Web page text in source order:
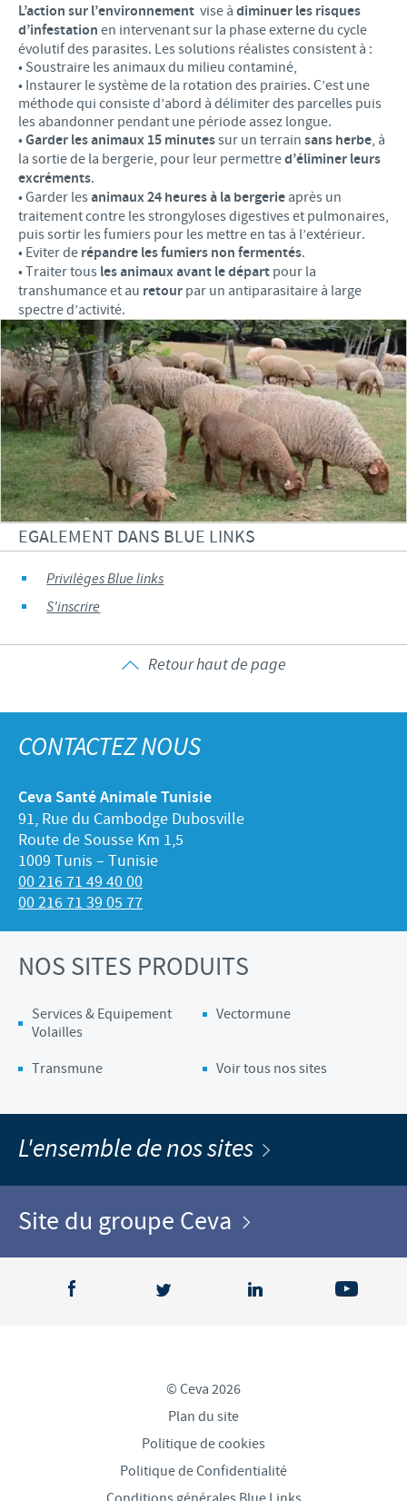
L’action sur l’environnement vise à diminuer les risques
d’infestation en intervenant sur la phase externe du cycle
évolutif des parasites. Les solutions réalistes consistent à :
• Soustraire les animaux du milieu contaminé,
• Instaurer le système de la rotation des prairies. C’est une
méthode qui consiste d’abord à délimiter des parcelles puis
les abandonner pendant une période assez longue.
•Garder les animaux 15 minutessur un terrain sans herbe, à
la sortie de la bergerie, pour leur permettred’éliminer leurs
excréments.
• Garder lesanimaux 24 heures à la bergerie après un
traitement contre les strongyloses digestives et pulmonaires,
puis sortir les fumiers pour les mettre en tas à l’extérieur.
• Eviter de répandre les fumiers non fermentés.
• Traiter tous les animaux avant le départ pour la
transhumance et au retour par un antiparasitaire à large
spectre d’activité.
EGALEMENT DANS BLUE LINKS
Privilèges Blue links
S'inscrire
Retour haut de page
CONTACTEZ NOUS
Ceva Santé Animale Tunisie
91, Rue du Cambodge Dubosville
Route de Sousse Km 1,5
1009 Tunis – Tunisie
00 216 71 49 40 00
00 216 71 39 05 77
NOS SITES PRODUITS
Services & Equipement
Volailles
Vectormune
Transmune Voir tous nos sites
L'ensemble de nos sites
Site du groupe Ceva
© Ceva 2026
Plan du site
Politique de cookies
Politique de Confidentialité